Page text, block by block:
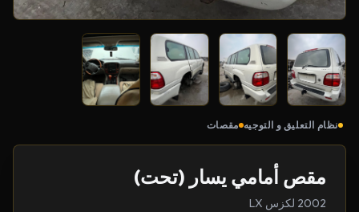
نظام التعليق و التوجيه مقصات
مقص أمامي يسار (تحت)
2002 لكزس LX